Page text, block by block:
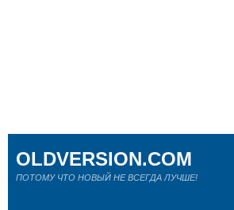
OLDVERSION.COM
ПОТОМУ ЧТО НОВЫЙ НЕ ВСЕГДА ЛУЧШЕ!